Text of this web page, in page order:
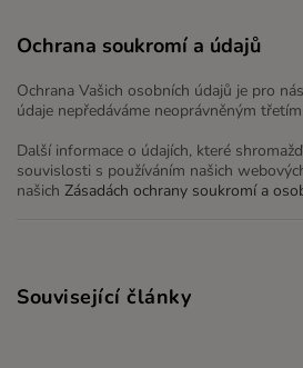
Ochrana soukromí a údajů
Ochrana Vašich osobních údajů je pro
údaje nepředáváme neoprávněným
Další informace o údajích, které
souvislosti s používáním našich
našich Zásadách ochrany soukromí a
Související články